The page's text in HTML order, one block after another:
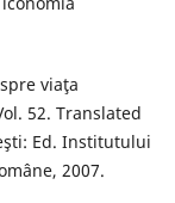
viaţa
52. Translated
Ed. Institutului
2007.